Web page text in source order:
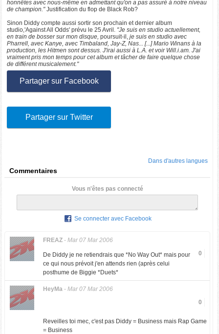
honnêtes avec nous-même en admettant qu'on a pas assuré à notre niveau
de champion."Justification du flop de Black Rob?
Sinon Diddy compte aussi sortir son prochain et dernier album
studio,'Against All Odds' prévu le 25 Avril. "Je suis en studio actuellement,
en train de bosser sur mon disque,poursuit-il,je suis en studio avec
Pharrell, avec Kanye, avec Timbaland, Jay-Z, Nas... [...] Mario Winans à la
production, les Hitmen sont dessus. J'irai aussi à L.A. et voir Will.i.am. J'ai
vraiment pris mon temps pour cet album et tâcher de faire quelque chose
de différent musicalement."
Partager sur Facebook
Partager sur Twitter
Dans d'autres langues
Commentaires
Vous n'êtes pas connecté
Se connecter avec Facebook
FREAZ- Mar 07 Mar 2006
0
De Diddy je ne retiendrais que *No Way Out* mais pour
ce qui nous prévoit j'en attends rien (après celui
posthume de Biggie *Duets*
HeyMa- Mar 07 Mar 2006
0
Reveilles toi mec, c'est pas Diddy = Business mais Rap Game
= Business